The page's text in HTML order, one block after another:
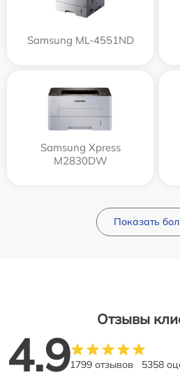
Samsung ML-4551ND
Samsung Xpress
M2830DW
Показать
Отзывы
4.91799 отзывов 5358